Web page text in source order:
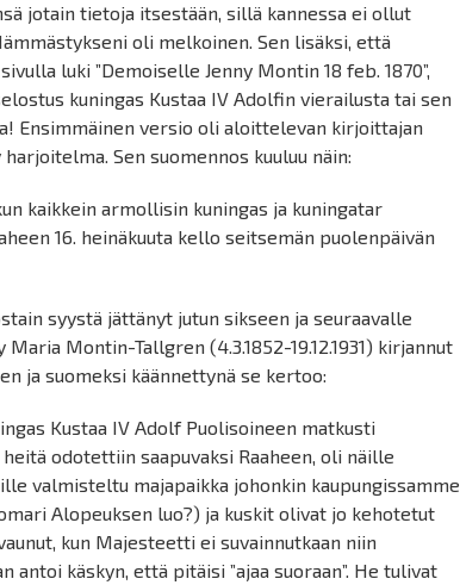
jotain tietoja itsestään, sillä kannessa ei ollut
oli melkoinen. Sen lisäksi, että
luki ”Demoiselle Jenny Montin 18 feb. 1870”,
kuningas Kustaa IV Adolfin vierailusta tai sen
Ensimmäinen versio oli aloittelevan kirjoittajan
Sen suomennos kuuluu näin:
kaikkein armollisin kuningas ja kuningatar
16. heinäkuuta kello seitsemän puolenpäivän
syystä jättänyt jutun sikseen ja seuraavalle
Maria Montin-Tallgren (4.3.1852-19.12.1931) kirjannut
ja suomeksi käännettynä se kertoo:
Kustaa IV Adolf Puolisoineen matkusti
heitä odotettiin saapuvaksi Raaheen, oli näille
valmisteltu majapaikka johonkin kaupungissamme
Alopeuksen luo?) ja kuskit olivat jo kehotetut
kun Majesteetti ei suvainnutkaan niin
antoi käskyn, että pitäisi ”ajaa suoraan”. He tulivat